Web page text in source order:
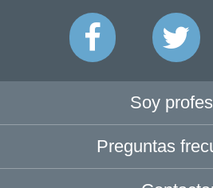
Soy
Preguntas